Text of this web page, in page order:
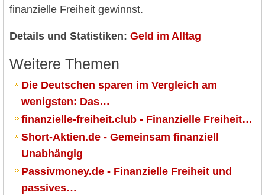
finanzielle Freiheit gewinnst.
Details und Statistiken: Geld im Alltag
Weitere Themen
Die Deutschen sparen im Vergleich am
wenigsten: Das…
finanzielle-freiheit.club - Finanzielle Freiheit…
Short-Aktien.de - Gemeinsam finanziell
Unabhängig
Passivmoney.de - Finanzielle Freiheit und
passives…